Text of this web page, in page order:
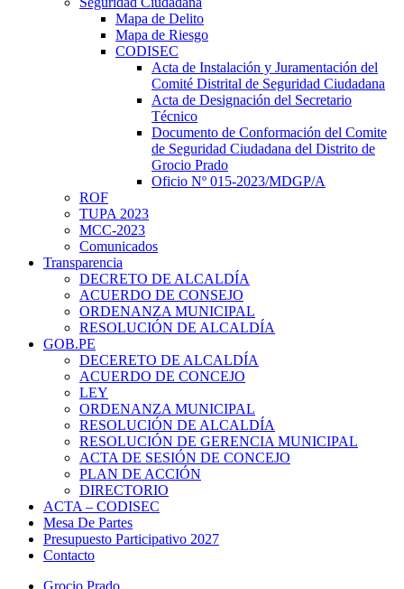
Mapa de Delito
Mapa de Riesgo
CODISEC
Acta de Instalación y Juramentación del
Comité Distrital de Seguridad Ciudadana
Acta de Designación del Secretario
Técnico
Documento de Conformación del Comite
de Seguridad Ciudadana del Distrito de
Grocio Prado
Oficio Nº 015-2023/MDGP/A
ROF
TUPA 2023
MCC-2023
Comunicados
Transparencia
DECRETO DE ALCALDÍA
ACUERDO DE CONSEJO
ORDENANZA MUNICIPAL
RESOLUCIÓN DE ALCALDÍA
GOB.PE
DECERETO DE ALCALDÍA
ACUERDO DE CONCEJO
LEY
ORDENANZA MUNICIPAL
RESOLUCIÓN DE ALCALDÍA
RESOLUCIÓN DE GERENCIA MUNICIPAL
ACTA DE SESIÓN DE CONCEJO
PLAN DE ACCIÓN
DIRECTORIO
ACTA – CODISEC
Mesa De Partes
Presupuesto Participativo 2027
Contacto
Grocio Prado